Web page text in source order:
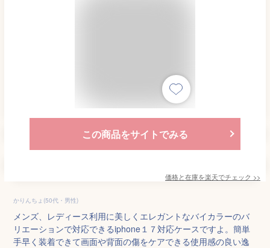
この商品をサイトでみる
価格と在庫を楽天でチェック >>
かりんちょ(50代・男性)
メンズ、レディース利用に美しくエレガントなバイカラーのバ
リエーションで対応できるiphone１７対応ケースですよ。簡単
手早く装着できて画面や背面の傷をケアできる使用感の良い逸